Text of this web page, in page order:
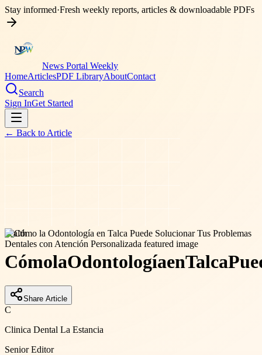
Stay informed·Fresh weekly reports, articles & downloadable PDFs
News Portal Weekly
HomeArticlesPDF LibraryAboutContact
Search
Sign InGet Started
← Back to Article
health
CómolaOdontologíaenTalca
Share Article
C
Clinica Dental La Estancia
Senior Editor